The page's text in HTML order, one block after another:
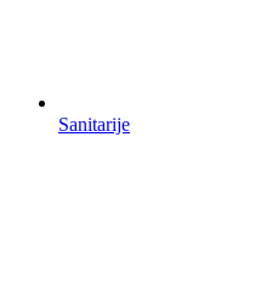
Sanitarije